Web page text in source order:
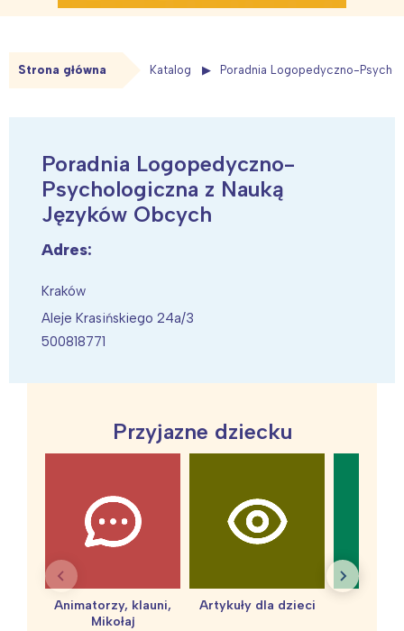
Strona główna Katalog Poradnia Logopedyczno-
Poradnia Logopedyczno-
Psychologiczna z Nauką
Języków Obcych
Adres:
Kraków
Aleje Krasińskiego 24a/3
500818771
Przyjazne dziecku
Animatorzy, klauni,
Mikołaj
Artykuły dla dzieci